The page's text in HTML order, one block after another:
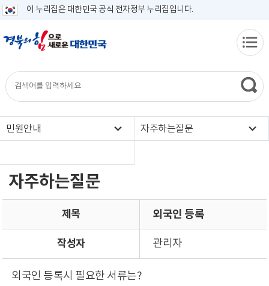
이 누리집은 대한민국 공식 전자정부 누리집입니다.
민원안내 자주하는질문
자주하는질문
제목 외국인 등록
작성자 관리자
외국인 등록시 필요한 서류는?